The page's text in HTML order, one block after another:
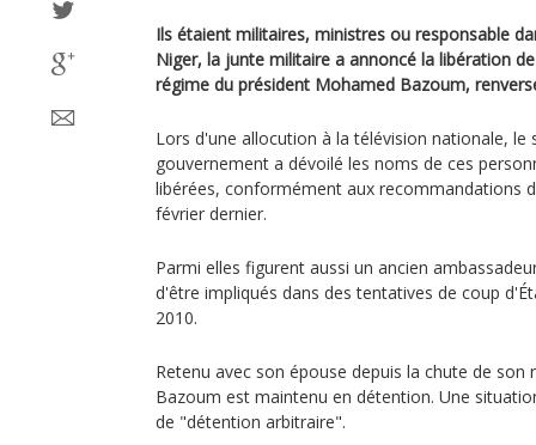
Ils étaient militaires, ministres ou responsable
Niger, la junte militaire a annoncé la libération
régime du président Mohamed Bazoum,
Lors d'une allocution à la télévision nationale, le
gouvernement a dévoilé les noms de ces
libérées, conformément aux recommandations
février dernier.
Parmi elles figurent aussi un ancien
d'être impliqués dans des tentatives de coup
2010.
Retenu avec son épouse depuis la chute de
Bazoum est maintenu en détention. Une
de "détention arbitraire".